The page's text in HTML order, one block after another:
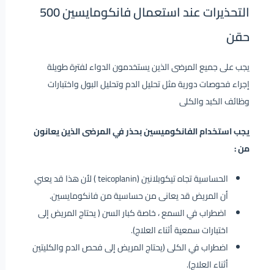
التحذيرات عند استعمال فانكومايسين 500
حقن
يجب على جميع المرضى الذين يستخدمون الدواء لفترة طويلة
إجراء فحوصات دورية مثل تحليل الدم وتحليل البول واختبارات
وظائف الكبد والكلى
يجب استخدام الفانكوميسين بحذر في المرضى الذين يعانون
من :
الحساسية تجاه تيكوبلانين (teicoplanin ) لأن هذا قد يعني
أن المريض قد يعانى من حساسية من فانكومايسين.
اضطراب في السمع ، خاصة كبار السن ( يحتاج المريض إلى
اختبارات سمعية أثناء العلاج).
اضطراب في الكلى (يحتاج المريض إلى فحص الدم والكليتين
أثناء العلاج).